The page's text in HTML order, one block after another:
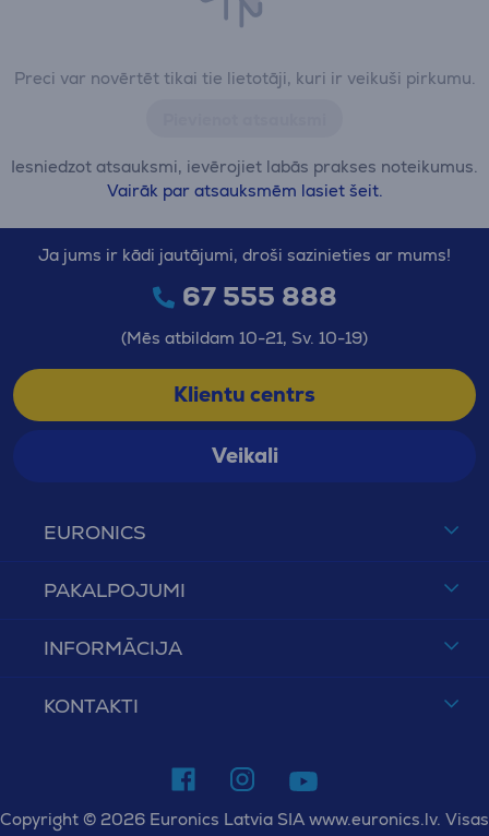
Preci var novērtēt tikai tie lietotāji, kuri ir veikuši pirkumu.
Iesniedzot atsauksmi, ievērojiet labās prakses noteikumus.
Vairāk par atsauksmēm lasiet šeit.
EURONICS
PAKALPOJUMI
INFORMĀCIJA
KONTAKTI
Ja jums ir kādi jautājumi, droši sazinieties ar mums!
67 555 888
(Mēs atbildam 10-21, Sv. 10-19)
Klientu centrs
Veikali
Copyright © 2026 Euronics Latvia SIA www.euronics.lv. Visas